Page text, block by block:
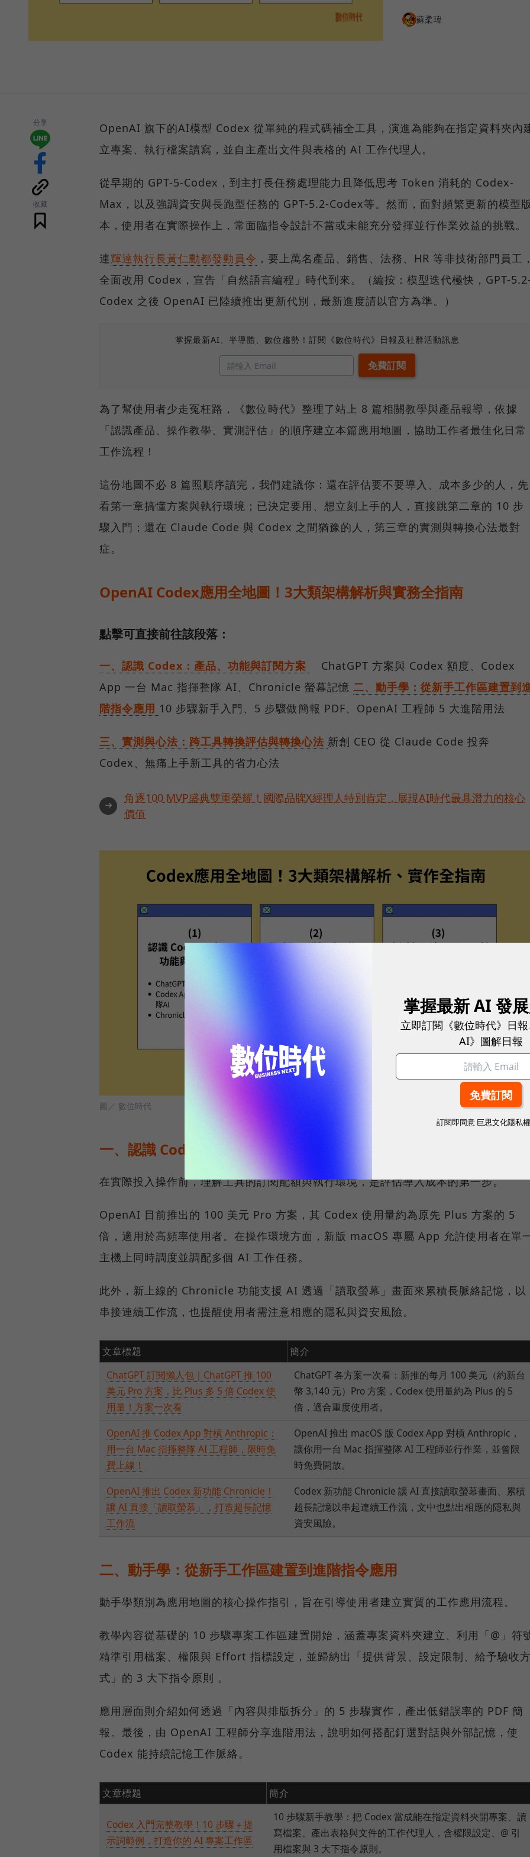
蘇柔瑋
分享
收藏
OpenAI 旗下的AI模型 Codex 從單純的程式碼補全工具，演進為能夠在指定資料夾內
立專案、執行檔案讀寫，並自主產出文件與表格的 AI 工作代理人。
從早期的 GPT-5-Codex，到主打長任務處理能力且降低思考 Token 消耗的 Codex-
Max，以及強調資安與長跑型任務的 GPT-5.2-Codex等。然而，面對頻繁更新的模型
本，使用者在實際操作上，常面臨指令設計不當或未能充分發揮並行作業效益的挑戰。
連輝達執行長黃仁勳都發動員令 ，要上萬名產品、銷售、法務、HR 等非技術部門員工
全面改用 Codex，宣告「自然語言編程」時代到來。（編按：模型迭代極快，GPT-
Codex 之後 OpenAI 已陸續推出更新代別，最新進度請以官方為準。）
掌握最新AI、半導體、數位趨勢！訂閱《數位時代》日報及社群活動訊息
為了幫使用者少走冤枉路，《數位時代》整理了站上 8 篇相關教學與產品報導，依據
「認識產品、操作教學、實測評估」的順序建立本篇應用地圖，協助工作者最佳化日常
工作流程！
這份地圖不必 8 篇照順序讀完，我們建議你：還在評估要不要導入、成本多少的人，先
看第一章搞懂方案與執行環境；已決定要用、想立刻上手的人，直接跳第二章的 10 步
驟入門；還在 Claude Code 與 Codex 之間猶豫的人，第三章的實測與轉換心法最對
症。
OpenAI Codex應用全地圖！3大類架構解析與實務全指南
點擊可直接前往該段落：
一、認識 Codex：產品、功能與訂閱方案
ChatGPT 方案與 Codex 額度、Codex
App 一台 Mac 指揮整隊 AI、Chronicle 螢幕記憶 二、動手學：從新手工作區建置到
階指令應用 10 步驟新手入門、5 步驟做簡報 PDF、OpenAI 工程師 5 大進階用法
三、實測與心法：跨工具轉換評估與轉換心法 新創 CEO 從 Claude Code 投奔
Codex、無痛上手新工具的省力心法
➜
角逐100 MVP盛典雙重榮耀！國際品牌X經理人特別肯定，展現AI時代最具潛力的核心
價值
圖／ 數位時代
一、認識 Codex：產品、功能與訂閱方案
在實際投入操作前，理解工具的訂閱配額與執行環境，是評估導入成本的第一步。
OpenAI 目前推出的 100 美元 Pro 方案，其 Codex 使用量約為原先 Plus 方案的 5
倍，適用於高頻率使用者。在操作環境方面，新版 macOS 專屬 App 允許使用者在單
主機上同時調度並調配多個 AI 工作任務。
此外，新上線的 Chronicle 功能支援 AI 透過「讀取螢幕」畫面來累積長脈絡記憶，以
串接連續工作流，也提醒使用者需注意相應的隱私與資安風險。
文章標題
簡介
ChatGPT 訂閱懶人包｜ChatGPT 推 100
美元 Pro 方案，比 Plus 多 5 倍 Codex 使
用量！方案一次看
ChatGPT 各方案一次看：新推的每月 100 美元（約新台
幣 3,140 元）Pro 方案，Codex 使用量約為 Plus 的 5
倍，適合重度使用者。
OpenAI 推 Codex App 對槓 Anthropic：
用一台 Mac 指揮整隊 AI 工程師，限時免
費上線！
OpenAI 推出 macOS 版 Codex App 對槓 Anthropic，
讓你用一台 Mac 指揮整隊 AI 工程師並行作業，並曾限
時免費開放。
OpenAI 推出 Codex 新功能 Chronicle！
讓 AI 直接「讀取螢幕」，打造超長記憶
工作流
Codex 新功能 Chronicle 讓 AI 直接讀取螢幕畫面、累積
超長記憶以串起連續工作流，文中也點出相應的隱私與
資安風險。
二、動手學：從新手工作區建置到進階指令應用
動手學類別為應用地圖的核心操作指引，旨在引導使用者建立實質的工作應用流程。
教學內容從基礎的 10 步驟專案工作區建置開始，涵蓋專案資料夾建立、利用「@」符
精準引用檔案、權限與 Effort 指標設定，並歸納出「提供背景、設定限制、給予驗收
式」的 3 大下指令原則 。
應用層面則介紹如何透過「內容與排版拆分」的 5 步驟實作，產出低錯誤率的 PDF 簡
報。最後，由 OpenAI 工程師分享進階用法，說明如何搭配釘選對話與外部記憶，使
Codex 能持續記憶工作脈絡。
文章標題 簡介
Codex 入門完整教學！10 步驟＋提
示詞範例，打造你的 AI 專案工作區
10 步驟新手教學：把 Codex 當成能在指定資料夾開專案、讀
寫檔案、產出表格與文件的工作代理人，含權限設定、@ 引
用檔案與 3 大下指令原則。
掌握最新 AI 發
立即訂閱《數位時代》日
AI》圖解日報
訂閱即同意 巨思文化隱私